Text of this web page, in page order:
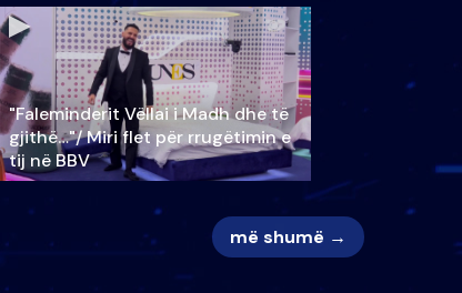
"Faleminderit Vëllai i Madh dhe të
gjithë…"/ Miri flet për rrugëtimin e
tij në BBV
më shumë →